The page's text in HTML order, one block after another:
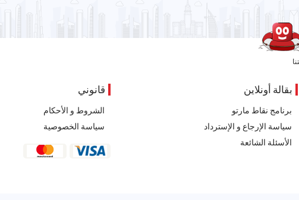
بقالة أونلاين
برنامج نقاط مارتو
سياسة الإرجاع و الإسترداد
الأسئلة الشائعة
قانوني
الشروط و الأحكام
سياسة الخصوصية